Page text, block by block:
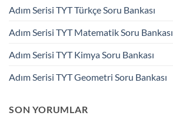
Adım Serisi TYT Türkçe Soru Bankası
Adım Serisi TYT Matematik Soru Bankası
Adım Serisi TYT Kimya Soru Bankası
Adım Serisi TYT Geometri Soru Bankası
SON YORUMLAR